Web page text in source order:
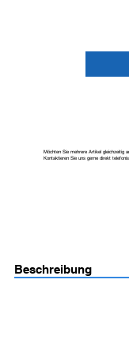
Möchten Sie mehrere Artikel gleichzeitig
Kontaktieren Sie uns gerne direkt
Beschreibung